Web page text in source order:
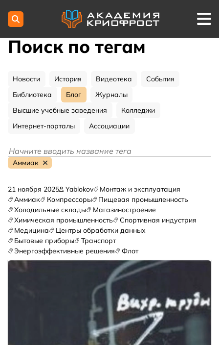
Поиск по тегам
Новости История Видеотека
События
Библиотека
Блог
Журналы
Высшие учебные заведения
Колледжи
Интернет-порталы
Ассоциации
Аммиак
21 ноября 2025 Yablokov
Монтаж и эксплуатация
Аммиак
Компрессоры
Пищевая промышленность
Холодильные склады
Магазиностроение
Химическая промышленность
Спортивная индустрия
Медицина
Центры обработки данных
Бытовые приборы
Транспорт
Энергоэффективные решения
Флот